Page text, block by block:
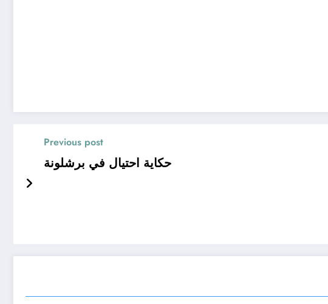
Previous post
حكاية احتيال في برشلونة